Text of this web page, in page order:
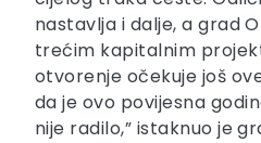
nastavlja i dalje, a grad
trećim kapitalnim
otvorenje očekuje još
da je ovo povijesna
nije radilo,” istaknuo je